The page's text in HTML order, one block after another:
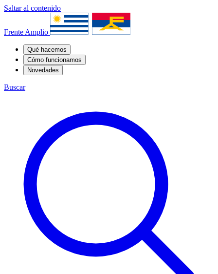
Saltar al contenido
Frente Amplio
Qué hacemos
Cómo funcionamos
Novedades
Buscar